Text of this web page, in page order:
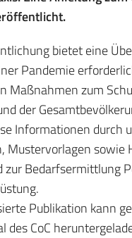
bietet eine
Pandemie
Maßnahmen zum
der
Informationen durch
Mustervorlagen sowie
zur Bedarfsermittlung
Publikation kann
des CoC